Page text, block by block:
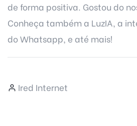
de forma positiva. Gostou do
Conheça também a LuzIA, a
do Whatsapp, e até mais!
Ired Internet